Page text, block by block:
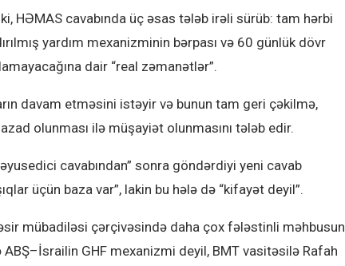
HƏMAS cavabında üç əsas tələb irəli sürüb: tam hərbi
yardım mexanizminin bərpası və 60 günlük dövr
dair “real zəmanətlər”.
davam etməsini istəyir və bunun tam geri çəkilmə,
olunması ilə müşayiət olunmasını tələb edir.
cavabından” sonra göndərdiyi yeni cavab
üçün baza var”, lakin bu hələ də “kifayət deyil”.
mübadiləsi çərçivəsində daha çox fələstinli məhbusun
ABŞ–İsrailin GHF mexanizmi deyil, BMT vasitəsilə Rafah